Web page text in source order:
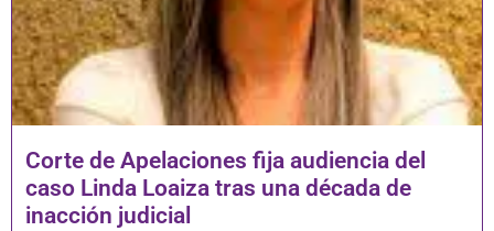
Corte de Apelaciones fija audiencia del
caso Linda Loaiza tras una década de
inacción judicial